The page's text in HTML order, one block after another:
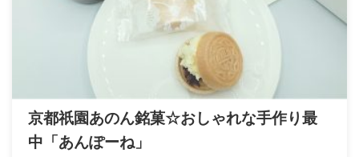
京都祇園あのん銘菓☆おしゃれな手作り最
中「あんぽーね」